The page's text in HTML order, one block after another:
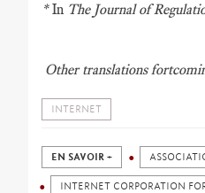
*In The Journal of
Other translations
INTERNET
EN SAVOIR +
INTERNET CORPORATION